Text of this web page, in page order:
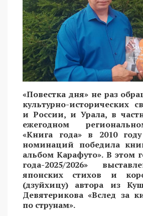
«Повестка дня» не раз
культурно-исторических
и России, и Урала, в
ежегодном
«Книга года» в 2010
номинаций победила
альбом Карафуто». В этом
года-2025/2026»
японских стихов и
(дзуйхицу) автора из
Девятерикова «Вслед за
по струнам».